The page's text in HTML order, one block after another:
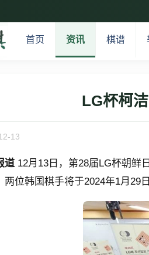
首页 资讯 棋谱
LG杯柯
13
道 12月13日，第28届LG杯朝鲜
位韩国棋手将于2024年1月29